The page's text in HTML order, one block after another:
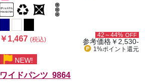
￥1,467(税込)
42～44% OFF
参考価格￥2,530-
1%ポイント 還元
NEW!
ワイドパンツ 9864